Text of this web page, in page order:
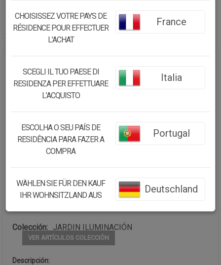
FAROL DE MADERA 32X32X82H
CM
Cantidad:
CONTINUAR COMPRANDO
Colección: JARDIN ILUMINACIÓN
VER ARTÍCULOS COLECCIÓN
Descripción:
CHOISISSEZ VOTRE PAYS DE
RÉSIDENCE POUR EFFECTUER
L’ACHAT
France
SCEGLI IL TUO PAESE DI
RESIDENZA PER EFFETTUARE
L’ACQUISTO
Italia
ESCOLHA O SEU PAÍS DE
RESIDÊNCIA PARA FAZER A
COMPRA
Portugal
WÄHLEN SIE FÜR DEN KAUF
IHR WOHNSITZLAND AUS
Deutschland